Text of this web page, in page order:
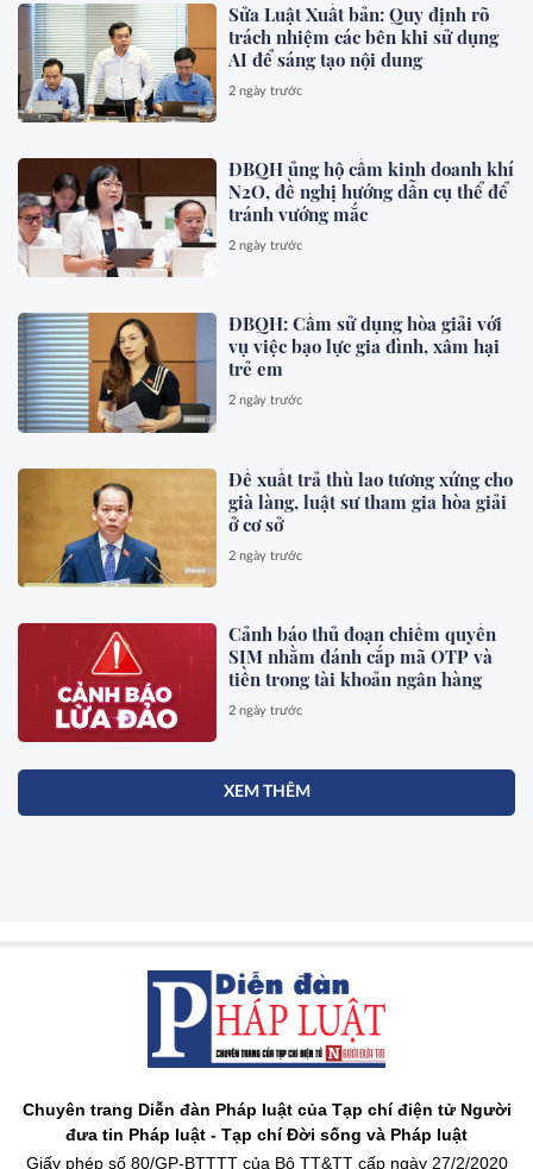
Sửa Luật Xuất bản: Quy định rõ
trách nhiệm các bên khi sử dụng
AI để sáng tạo nội dung
2 ngày trước
ĐBQH ủng hộ cấm kinh doanh khí
N2O, đề nghị hướng dẫn cụ thể để
tránh vướng mắc
2 ngày trước
ĐBQH: Cấm sử dụng hòa giải với
vụ việc bạo lực gia đình, xâm hại
trẻ em
2 ngày trước
Đề xuất trả thù lao tương xứng cho
già làng, luật sư tham gia hòa giải
ở cơ sở
2 ngày trước
Cảnh báo thủ đoạn chiếm quyền
SIM nhằm đánh cắp mã OTP và
tiền trong tài khoản ngân hàng
2 ngày trước
XEM THÊM
Chuyên trang Diễn đàn Pháp luật của Tạp chí điện tử Người
đưa tin Pháp luật - Tạp chí Đời sống và Pháp luật
Giấy phép số 80/GP-BTTTT của Bộ TT&TT cấp ngày 27/2/2020